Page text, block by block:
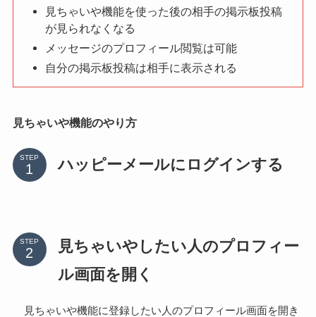
見ちゃいや機能を使った後の相手の掲示板投稿
が見られなくなる
メッセージのプロフィール閲覧は可能
自分の掲示板投稿は相手に表示される
見ちゃいや機能のやり方
STEP ハッピーメールにログインする
STEP
見ちゃいやしたい人のプロフィー
ル画面を開く
見ちゃいや機能に登録したい人のプロフィール画面を開き